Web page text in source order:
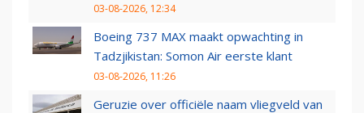
03-08-2026, 12:34
Boeing 737 MAX maakt opwachting in
Tadzjikistan: Somon Air eerste klant
03-08-2026, 11:26
Geruzie over officiële naam vliegveld van